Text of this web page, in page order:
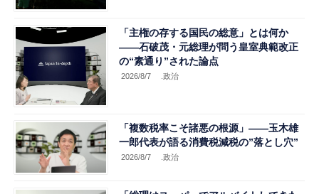
「主権の存する国民の総意」とは何か
――石破茂・元総理が問う皇室典範改正
の“素通り”された論点
2026/8/7 .政治
「複数税率こそ諸悪の根源」――玉木雄
一郎代表が語る消費税減税の”落とし穴”
2026/8/7 .政治